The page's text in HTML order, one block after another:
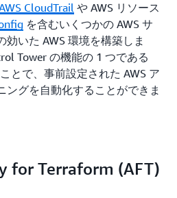
CloudTrail や AWS リソース
を含むいくつかの AWS サ
いた AWS 環境を構築しま
Tower の機能の 1 つである
とで、事前設定された AWS ア
ングを自動化することができま
for Terraform (AFT)